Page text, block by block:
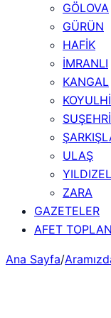
GÖLOVA
GÜRÜN
HAFİK
İMRANLI
KANGAL
SUŞEHRİ
ULAŞ
ZARA
GAZETELER
AFET
Ana Sayfa/